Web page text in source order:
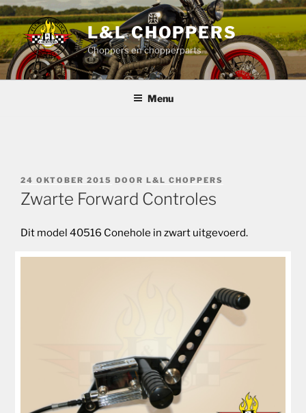
Ga
naar
de
inhoud
L&L CHOPPERS
Choppers en chopperparts
Menu
GEPLAATST
OP
24 OKTOBER 2015 DOOR L&L CHOPPERS
Zwarte Forward Controles
Dit model 40516 Conehole in zwart uitgevoerd.